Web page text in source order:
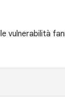
vulnerabilità